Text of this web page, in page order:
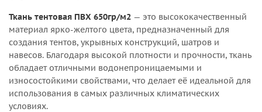
Ткань тентовая ПВХ 650гр/м2 — это высококачественный
материал ярко-желтого цвета, предназначенный для
создания тентов, укрывных конструкций, шатров и
навесов. Благодаря высокой плотности и прочности, ткань
обладает отличными водонепроницаемыми и
износостойкими свойствами, что делает её идеальной для
использования в самых различных климатических
условиях.